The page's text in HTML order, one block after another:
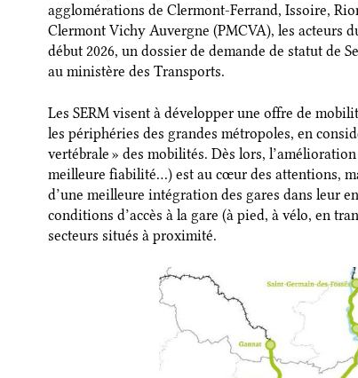
agglomérations de Clermont-Ferrand, Issoire,
Clermont Vichy Auvergne (PMCVA), les acteurs
début 2026, un dossier de demande de statut de
au ministère des Transports.
Les SERM visent à développer une offre de
les périphéries des grandes métropoles, en
vertébrale » des mobilités. Dès lors,
meilleure fiabilité…) est au cœur des attentions,
d’une meilleure intégration des gares dans leur
conditions d’accès à la gare (à pied, à vélo, en
secteurs situés à proximité.